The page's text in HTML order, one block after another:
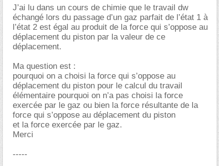
J’ai lu dans un cours de chimie que le travail dw
échangé lors du passage d’un gaz parfait de l’état 1 à
l’état 2 est égal au produit de la force qui s’oppose au
déplacement du piston par la valeur de ce
déplacement.
Ma question est :
pourquoi on a choisi la force qui s’oppose au
déplacement du piston pour le calcul du travail
élémentaire pourquoi on n’a pas choisi la force
exercée par le gaz ou bien la force résultante de la
force qui s’oppose au déplacement du piston
et la force exercée par le gaz.
Merci
-----